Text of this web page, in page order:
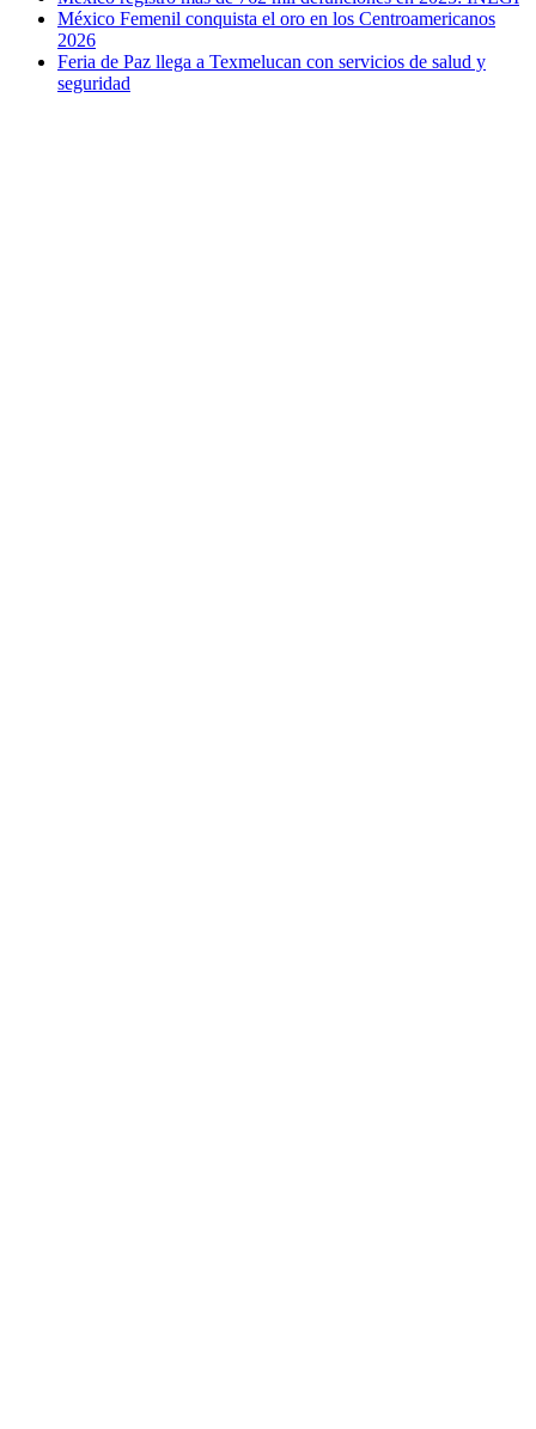
México Femenil conquista el oro en los Centroamericanos
2026
Feria de Paz llega a Texmelucan con servicios de salud y
seguridad